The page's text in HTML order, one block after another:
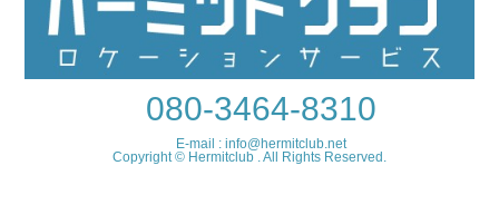
080-3464-8310
E-mail : info@hermitclub.net
Copyright © Hermitclub . All Rights Reserved.